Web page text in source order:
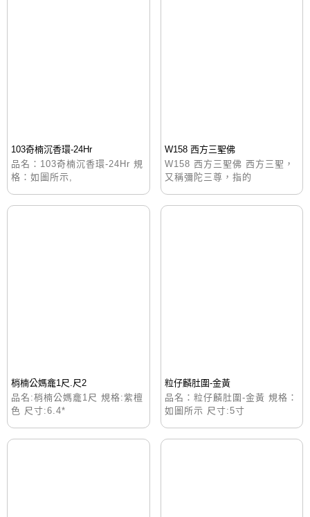
103奇楠沉香環-24Hr
品名：103奇楠沉香環-24Hr 規
格：如圖所示,
W158 西方三聖佛
W158 西方三聖佛 西方三聖，
又稱彌陀三尊，指的
梢楠公媽龕1尺.尺2
品名:梢楠公媽龕1尺 規格:紫檀
色 尺寸:6.4*
粒仔麟肚圍-金黃
品名：粒仔麟肚圍-金黃 規格：
如圖所示 尺寸:5寸